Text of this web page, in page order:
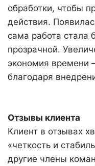
обработки, чтобы
действия.
сама работа стала
прозрачной.
экономия времени
благодаря
Отзывы клиента
Клиент в отзывах
«четкость и
другие члены